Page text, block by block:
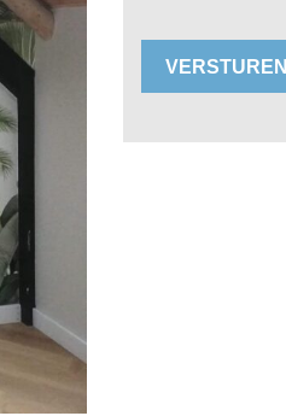
VERSTUREN